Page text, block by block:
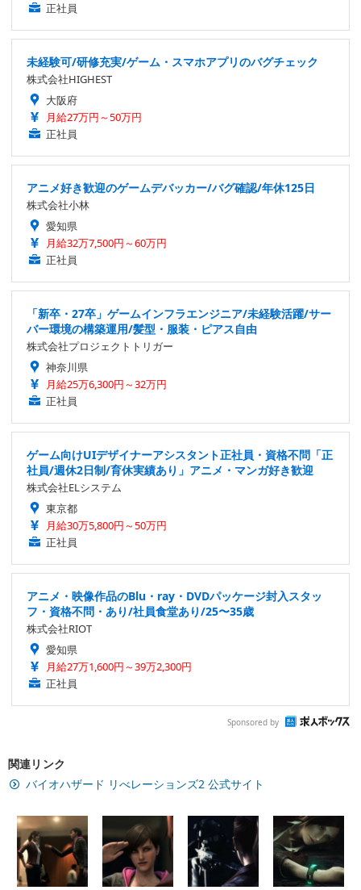
正社員
未経験可/研修充実/ゲーム・スマホアプリのバグチェック
株式会社HIGHEST
大阪府
月給27万円～50万円
正社員
アニメ好き歓迎のゲームデバッカー/バグ確認/年休125日
株式会社小林
愛知県
月給32万7,500円～60万円
正社員
「新卒・27卒」ゲームインフラエンジニア/未経験活躍/サー
バー環境の構築運用/髪型・服装・ピアス自由
株式会社プロジェクトトリガー
神奈川県
月給25万6,300円～32万円
正社員
ゲーム向けUIデザイナーアシスタント正社員・資格不問「正
社員/週休2日制/育休実績あり」アニメ・マンガ好き歓迎
株式会社ELシステム
東京都
月給30万5,800円～50万円
正社員
アニメ・映像作品のBlu・ray・DVDパッケージ封入スタッ
フ・資格不問・あり/社員食堂あり/25〜35歳
株式会社RIOT
愛知県
月給27万1,600円～39万2,300円
正社員
Sponsored by
関連リンク
バイオハザード リべレーションズ2 公式サイト